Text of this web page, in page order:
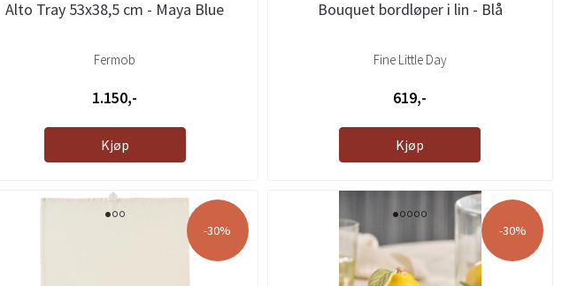
Alto Tray 53x38,5 cm - Maya Blue
Fermob
1.150,-
Kjøp
Bouquet bordløper i lin - Blå
Fine Little Day
619,-
Kjøp
-30% -30%